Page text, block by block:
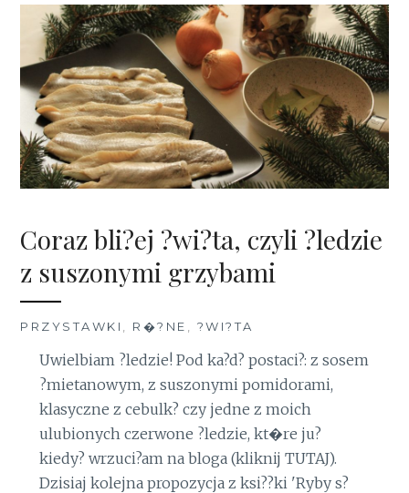
Coraz bli?ej ?wi?ta, czyli ?ledzie
z suszonymi grzybami
PRZYSTAWKI R�?NE ?WI?TA
Uwielbiam ?ledzie! Pod ka?d? postaci?: z sosem
?mietanowym, z suszonymi pomidorami,
klasyczne z cebulk? czy jedne z moich
ulubionych czerwone ?ledzie, kt�re ju?
kiedy? wrzuci?am na bloga (kliknij TUTAJ).
Dzisiaj kolejna propozycja z ksi??ki 'Ryby s?